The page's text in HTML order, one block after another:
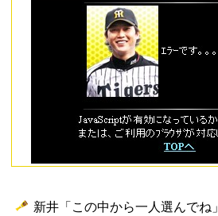
新井「この中から一人選んでね」